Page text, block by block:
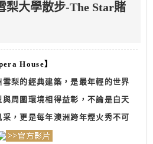
梨大學散步-The Star賭
House】
梨的經典建築，是最年輕的世界
周圍環境相得益彰，不論是白天
，更是每年澳洲跨年煙火秀不可